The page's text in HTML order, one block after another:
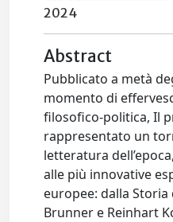
2024
Abstract
Pubblicato a metà
momento di
filosofico-politica, Il
rappresentato un
letteratura
alle più innovative
europee: dalla
Brunner e Reinhart